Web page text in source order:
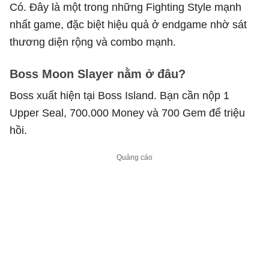
Có. Đây là một trong những Fighting Style mạnh
nhất game, đặc biệt hiệu quả ở endgame nhờ sát
thương diện rộng và combo mạnh.
Boss Moon Slayer nằm ở đâu?
Boss xuất hiện tại Boss Island. Bạn cần nộp 1
Upper Seal, 700.000 Money và 700 Gem để triệu
hồi.